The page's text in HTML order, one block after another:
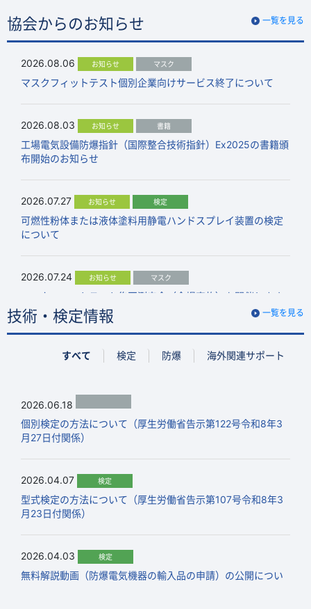
協会からのお知らせ
2026.08.06 お知らせ マスク
マスクフィットテスト個別企業向けサービス終了について
2026.08.03 お知らせ 書籍
工場電気設備防爆指針（国際整合技術指針）Ex2025の書籍頒
布開始のお知らせ
2026.07.27 お知らせ 検定
可燃性粉体または液体塗料用静電ハンドスプレイ装置の検定
について
2026.07.24 お知らせ マスク
マスクフィットテスト集団測定会（会場実施）を開催します
2026.06.18
個別検定の方法について（厚生労働省告示第122号令和8年3
台風6号の接近に伴う臨時休業のお知らせ（2026年6月3日）
2026.06.01 お知らせ
2026年度 粉じん爆発・火災安全研修【初級／基礎編】のご
案内
2026.05.07 お知らせ
検定手数料改定2026年4月1日適用開始のお知らせ
一覧を見る
技術・検定情報
すべて 検定 防爆 海外関連サポート
2026.06.18
個別検定の方法について（厚生労働省告示第122号令和8年3
月27日付関係）
2026.04.07 検定
型式検定の方法について（厚生労働省告示第107号令和8年3
月23日付関係）
2026.04.03 検定
無料解説動画（防爆電気機器の輸入品の申請）の公開につい
一覧を見る